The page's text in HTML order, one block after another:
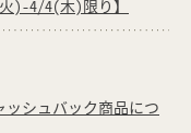
)-4/4(木)限り】
シュバック商品につ